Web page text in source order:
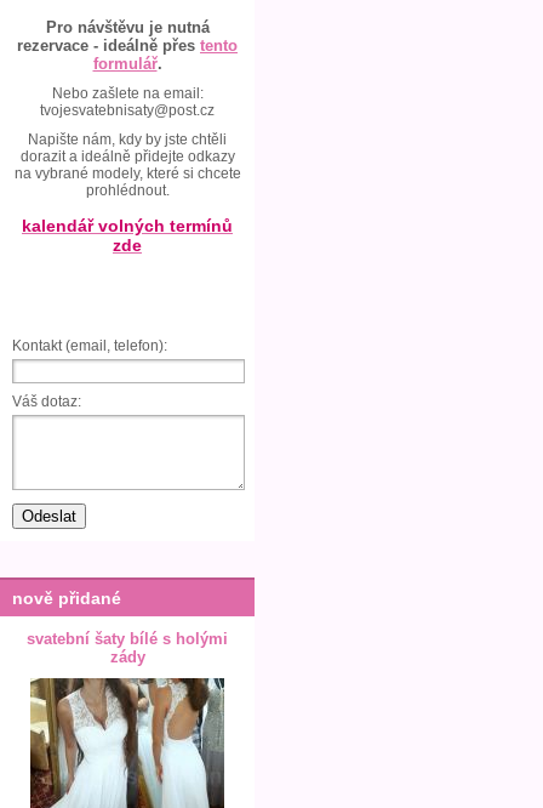
Pro návštěvu je nutná
rezervace - ideálně přes tento
formulář.
Nebo zašlete na email:
tvojesvatebnisaty@post.cz
Napište nám, kdy by jste chtěli
dorazit a ideálně přidejte odkazy
na vybrané modely, které si chcete
prohlédnout.
kalendář volných termínů
zde
Kontakt (email, telefon):
Váš dotaz:
nově přidané
svatební šaty bílé s holými
zády